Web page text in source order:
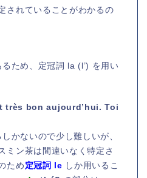
されていることがわかるの
ため、定冠詞 la (l’) を用い
très bon aujourd’hui. Toi
かないので少し難しいが、
ミン茶は間違いなく特定さ
ため 定冠詞 le しか用いるこ